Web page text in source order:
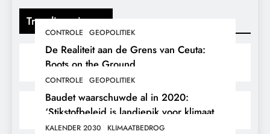
Trending nieuws
CONTROLE GEOPOLITIEK
De Realiteit aan de Grens van Ceuta:
Boots on the Ground.
CONTROLE GEOPOLITIEK
Baudet waarschuwde al in 2020:
‘Stikstofbeleid is landjepik voor klimaat
en immigratie’.
KALENDER 2030 KLIMAATBEDROG